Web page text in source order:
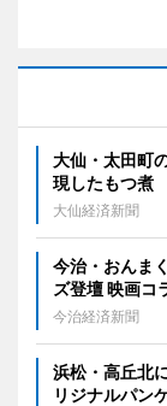
大仙・太田町
現したもつ煮
大仙経済新聞
今治・おんま
ズ登壇 映画コ
今治経済新聞
浜松・高丘北
リジナルパン